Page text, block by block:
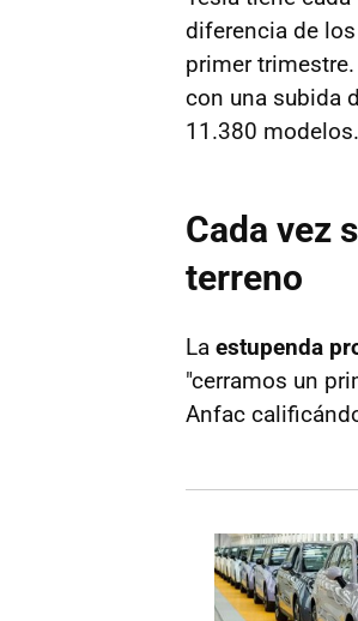
diferencia de
primer
con una subida
11.380 modelos.
Cada vez
terreno
La estupenda
"cerramos un
Anfac